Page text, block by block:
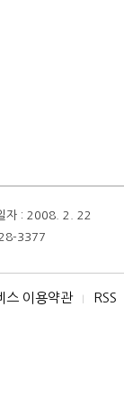
자 : 2008. 2. 22
3377
스 이용약관 I RSS